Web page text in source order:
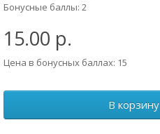
Бонусные баллы: 2
15.00 р.
Цена в бонусных баллах: 15
В корзину